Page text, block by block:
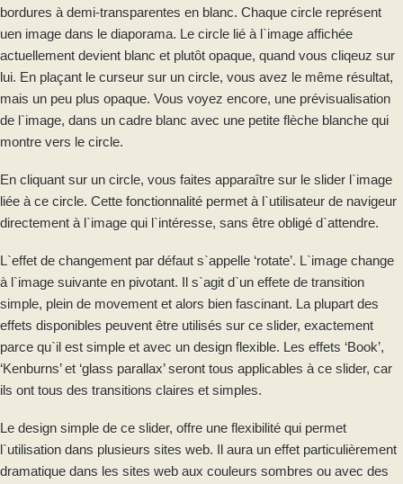
bordures à demi-transparentes en blanc. Chaque circle représent
uen image dans le diaporama. Le circle lié à l`image affichée
actuellement devient blanc et plutôt opaque, quand vous cliqeuz sur
lui. En plaçant le curseur sur un circle, vous avez le même résultat,
mais un peu plus opaque. Vous voyez encore, une prévisualisation
de l`image, dans un cadre blanc avec une petite flèche blanche qui
montre vers le circle.
En cliquant sur un circle, vous faites apparaître sur le slider l`image
liée à ce circle. Cette fonctionnalité permet à l`utilisateur de navigeur
directement à l`image qui l`intéresse, sans être obligé d`attendre.
L`effet de changement par défaut s`appelle ‘rotate’. L`image change
à l`image suivante en pivotant. Il s`agit d`un effete de transition
simple, plein de movement et alors bien fascinant. La plupart des
effets disponibles peuvent être utilisés sur ce slider, exactement
parce qu`il est simple et avec un design flexible. Les effets ‘Book’,
‘Kenburns’ et ‘glass parallax’ seront tous applicables à ce slider, car
ils ont tous des transitions claires et simples.
Le design simple de ce slider, offre une flexibilité qui permet
l`utilisation dans plusieurs sites web. Il aura un effet particulièrement
dramatique dans les sites web aux couleurs sombres ou avec des